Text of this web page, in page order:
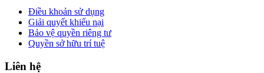
Điều khoản sử dụng
Giải quyết khiếu nại
Bảo vệ quyền riêng tư
Quyền sở hữu trí tuệ
Liên hệ